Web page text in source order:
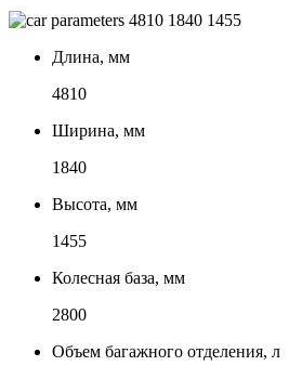
4810 1840 1455
Длина, мм
4810
Ширина, мм
1840
Высота, мм
1455
Колесная база, мм
2800
Объем багажного отделения, л